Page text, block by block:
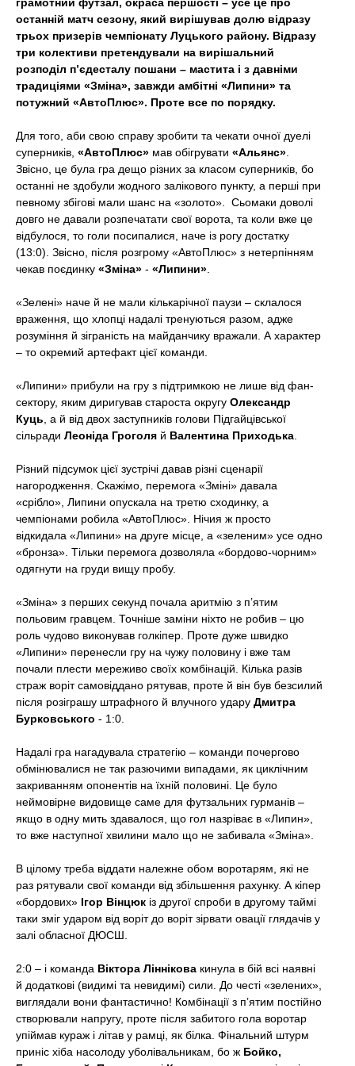
грамотний футзал, окраса першості – усе це про
останній матч сезону, який вирішував долю відразу
трьох призерів чемпіонату Луцького району. Відразу
три колективи претендували на вирішальний
розподіл п’єдесталу пошани – мастита і з давніми
традиціями «Зміна», завжди амбітні «Липини» та
потужний «АвтоПлюс». Проте все по порядку.
Для того, аби свою справу зробити та чекати очної дуелі
суперників, «АвтоПлюс» мав обігрувати «Альянс».
Звісно, це була гра дещо різних за класом суперників, бо
останні не здобули жодного залікового пункту, а перші при
певному збігові мали шанс на «золото». Сьомаки доволі
довго не давали розпечатати свої ворота, та коли вже це
відбулося, то голи посипалися, наче із рогу достатку
(13:0). Звісно, після розгрому «АвтоПлюс» з нетерпінням
чекав поєдинку «Зміна» - «Липини».
«Зелені» наче й не мали кількарічної паузи – склалося
враження, що хлопці надалі тренуються разом, адже
розуміння й зіграність на майданчику вражали. А характер
– то окремий артефакт цієї команди.
«Липини» прибули на гру з підтримкою не лише від фан-
сектору, яким диригував староста округу Олександр
Куць, а й від двох заступників голови Підгайцівської
сільради Леоніда Гроголя й Валентина Приходька.
Різний підсумок цієї зустрічі давав різні сценарії
нагородження. Скажімо, перемога «Зміні» давала
«срібло», Липини опускала на третю сходинку, а
чемпіонами робила «АвтоПлюс». Нічия ж просто
відкидала «Липини» на друге місце, а «зеленим» усе одно
«бронза». Тільки перемога дозволяла «бордово-чорним»
одягнути на груди вищу пробу.
«Зміна» з перших секунд почала аритмію з п’ятим
польовим гравцем. Точніше заміни ніхто не робив – цю
роль чудово виконував голкіпер. Проте дуже швидко
«Липини» перенесли гру на чужу половину і вже там
почали плести мереживо своїх комбінацій. Кілька разів
страж воріт самовіддано рятував, проте й він був безсилий
після розіграшу штрафного й влучного удару Дмитра
Бурковського - 1:0.
Надалі гра нагадувала стратегію – команди почергово
обмінювалися не так разючими випадами, як циклічним
закриванням опонентів на їхній половині. Це було
неймовірне видовище саме для футзальних гурманів –
якщо в одну мить здавалося, що гол назріває в «Липин»,
то вже наступної хвилини мало що не забивала «Зміна».
В цілому треба віддати належне обом воротарям, які не
раз рятували свої команди від збільшення рахунку. А кіпер
«бордових» Ігор Вінцюк із другої спроби в другому таймі
таки зміг ударом від воріт до воріт зірвати овації глядачів у
залі обласної ДЮСШ.
2:0 – і команда Віктора Ліннікова кинула в бій всі наявні
й додаткові (видимі та невидимі) сили. До честі «зелених»,
виглядали вони фантастично! Комбінації з п’ятим постійно
створювали напругу, проте після забитого гола воротар
упіймав кураж і літав у рамці, як білка. Фінальний штурм
приніс хіба насолоду уболівальникам, бо ж Бойко,